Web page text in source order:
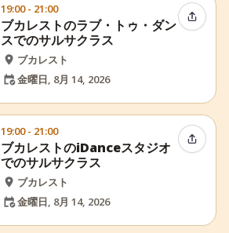
19:00 - 21:00
ブカレストのラブ・トゥ・ダン
スでのサルサクラス
ブカレスト
金曜日, 8月 14, 2026
イベン
19:00 - 21:00
ブカレストのiDanceスタジオ
でのサルサクラス
ブカレスト
金曜日, 8月 14, 2026
イベン